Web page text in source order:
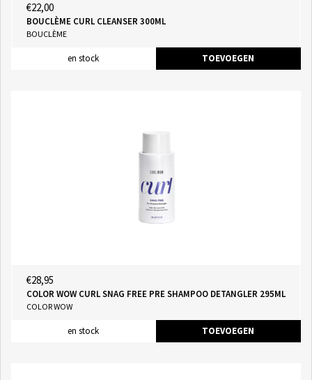
€22,00
BOUCLÈME CURL CLEANSER 300ML
BOUCLÈME
en stock TOEVOEGEN
€28,95
COLOR WOW CURL SNAG FREE PRE SHAMPOO DETANGLER 295ML
COLOR WOW
en stock TOEVOEGEN